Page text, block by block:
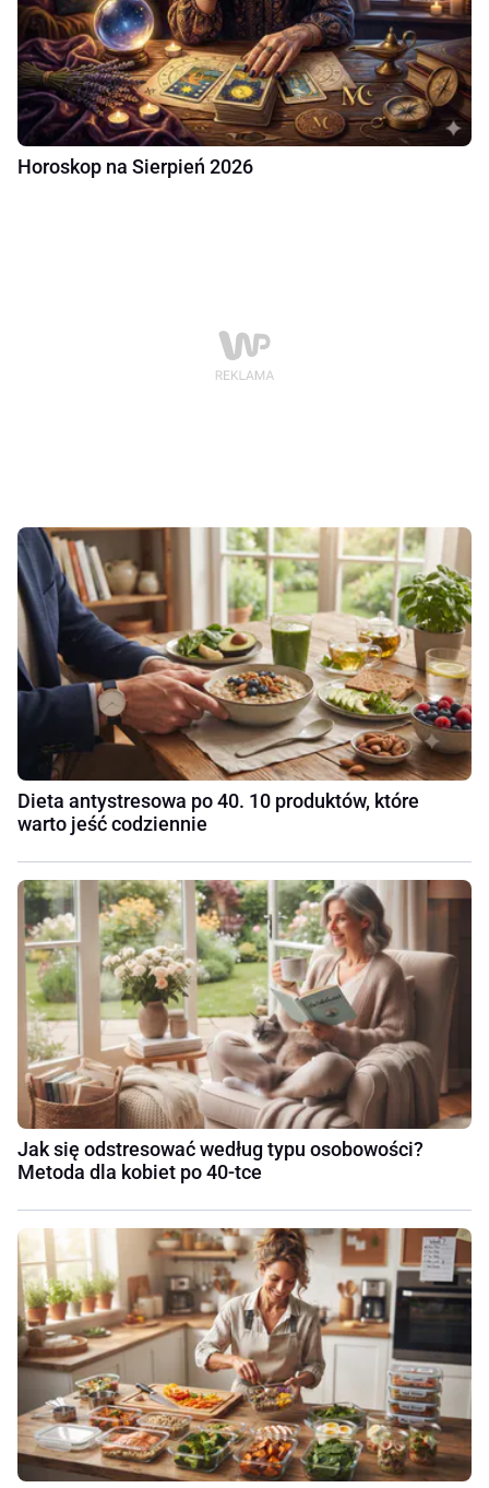
Horoskop na Sierpień 2026
Dieta antystresowa po 40. 10 produktów, które
warto jeść codziennie
Jak się odstresować według typu osobowości?
Metoda dla kobiet po 40-tce